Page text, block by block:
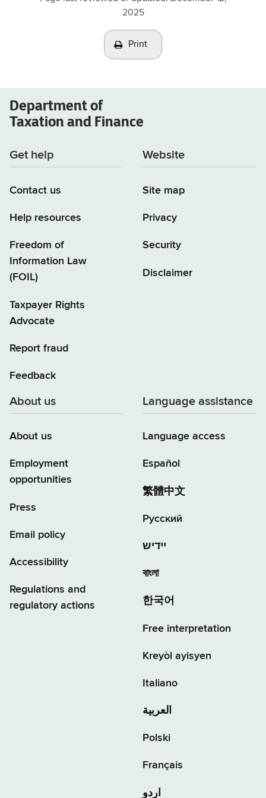
2025
Print
Department of
Taxation and Finance
Get help
Contact us
Help resources
Freedom of
Information Law
(FOIL)
Taxpayer Rights
Advocate
Report fraud
Feedback
Website
Site map
Privacy
Security
Disclaimer
About us
About us
Employment
opportunities
Press
Email policy
Accessibility
Regulations and
regulatory actions
Language assistance
Language access
Español
繁體中文
Русский
יידיש
বাংলা
한국어
Free interpretation
Kreyòl ayisyen
Italiano
العربية
Polski
Français
اردو